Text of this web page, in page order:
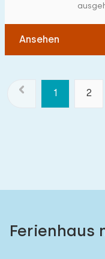
Ansehen
1 2
Ferienhaus